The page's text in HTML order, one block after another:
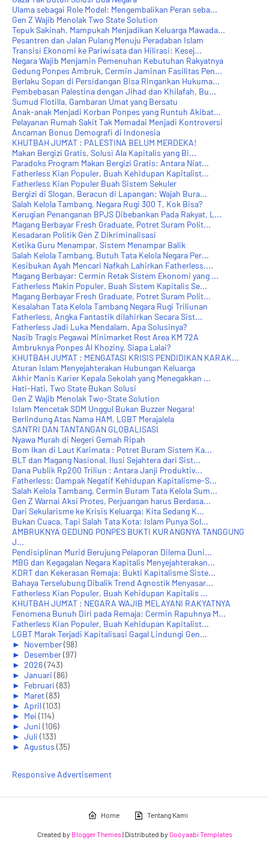
Ulama sebagai Role Model: Mengembalikan Peran seba...
Gen Z Wajib Menolak Two State Solution
Tepuk Sakinah, Mampukah Menjadikan Keluarga Mawada...
Pesantren dan Jalan Pulang Menuju Peradaban Islam
Transisi Ekonomi ke Pariwisata dan Hilirasi: Kesej...
Negara Wajib Menjamin Pemenuhan Kebutuhan Rakyatnya
Gedung Ponpes Ambruk, Cermin Jaminan Fasilitas Pen...
Berlaku Sopan di Persidangan Bisa Ringankan Hukuma...
Pembebasan Palestina dengan Jihad dan Khilafah, Bu...
Sumud Flotilla, Gambaran Umat yang Bersatu
Anak-anak Menjadi Korban Ponpes yang Runtuh Akibat...
Pelayanan Rumah Sakit Tak Memadai Menjadi Kontroversi
Ancaman Bonus Demografi di Indonesia
KHUTBAH JUM'AT : PALESTINA BELUM MERDEKA!
Makan Bergizi Gratis, Solusi Ala Kapitalis yang Bi...
Paradoks Program Makan Bergizi Gratis: Antara Niat...
Fatherless Kian Populer, Buah Kehidupan Kapitalist...
Fatherless Kian Populer Buah Sistem Sekuler
Bergizi di Slogan, Beracun di Lapangan: Wajah Bura...
Salah Kelola Tambang, Negara Rugi 300 T, Kok Bisa?
Kerugian Penanganan BPJS Dibebankan Pada Rakyat, L...
Magang Berbayar Fresh Graduate, Potret Suram Polit...
Kesadaran Politik Gen Z Dikriminalisasi
Ketika Guru Menampar, Sistem Menampar Balik
Salah Kelola Tambang, Butuh Tata Kelola Negara Per...
Kesibukan Ayah Mencari Nafkah Lahirkan Fatherless,...
Magang Berbayar: Cermin Retak Sistem Ekonomi yang ...
Fatherless Makin Populer, Buah Sistem Kapitalis Se...
Magang Berbayar Fresh Graduate, Potret Suram Polit...
Kesalahan Tata Kelola Tambang Negara Rugi Triliunan
Fatherless, Angka Fantastik dilahirkan Secara Sist...
Fatherless Jadi Luka Mendalam, Apa Solusinya?
Nasib Tragis Pegawai Minimarket Rest Area KM 72A
Ambruknya Ponpes Al Khoziny, Siapa Lalai?
KHUTBAH JUM'AT : MENGATASI KRISIS PENDIDIKAN KARAK...
Aturan Islam Menyejahterakan Hubungan Keluarga
Akhir Manis Karier Kepala Sekolah yang Menegakkan ...
Hati-Hati, Two State Bukan Solusi
Gen Z Wajib Menolak Two-State Solution
Islam Mencetak SDM Unggul Bukan Buzzer Negara!
Berlindung Atas Nama HAM, LGBT Merajalela
SANTRI DAN TANTANGAN GLOBALISASI
Nyawa Murah di Negeri Gemah Ripah
Bom Ikan di Laut Karimata : Potret Buram Sistem Ka...
BLT dan Magang Nasional, Ilusi Sejahtera dari Sist...
Dana Publik Rp200 Triliun : Antara Janji Produktiv...
Fatherless: Dampak Negatif Kehidupan Kapitalisme-S...
Salah Kelola Tambang, Cermin Buram Tata Kelola Sum...
Gen Z Warnai Aksi Protes, Perjuangan harus Berdasa...
Dari Sekularisme ke Krisis Keluarga: Kita Sedang K...
Bukan Cuaca, Tapi Salah Tata Kota: Islam Punya Sol...
AMBRUKNYA GEDUNG PONPES BUKTI KURANGNYA TANGGUNG
J...
Pendisiplinan Murid Berujung Pelaporan Dilema Duni...
MBG dan Kegagalan Negara Kapitalis Menyejahterakan...
KDRT dan Kekerasan Remaja: Bukti Kapitalisme Siste...
Bahaya Terselubung Dibalik Trend Agnostik Menyasar...
Fatherless Kian Populer, Buah Kehidupan Kapitalis ...
KHUTBAH JUM'AT : NEGARA WAJIB MELAYANI RAKYATNYA
Fenomena Bunuh Diri pada Remaja: Cermin Rapuhnya M...
Fatherless Kian Populer, Buah Kehidupan Kapitalist...
LGBT Marak Terjadi Kapitalisasi Gagal Lindungi Gen...
► November(98)
► Desember(97)
► 2026(743)
► Januari (86)
► Februari (83)
► Maret(83)
► April(103)
► Mei (114)
► Juni (106)
► Juli (133)
► Agustus (35)
Responsive Advertisement
Home Tentang Kami
Created by Blogger Themes| Distributed by Gooyaabi Templates